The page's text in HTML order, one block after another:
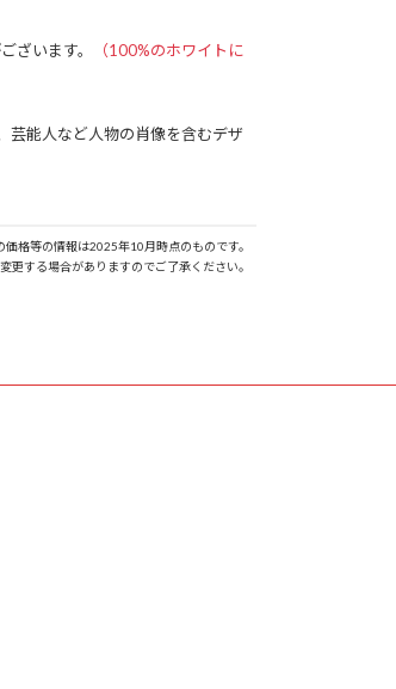
ざいます。
（100%のホワイトに
芸能人など人物の肖像を含むデザ
価格等の情報は2025年10月時点のものです。
更する場合がありますのでご了承ください。